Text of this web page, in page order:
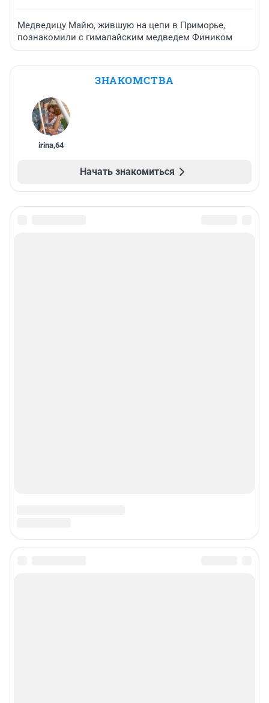
Медведицу Майю, жившую на цепи в Приморье,
познакомили с гималайским медведем Фиником
ЗНАКОМСТВА
irina,64
Начать знакомиться